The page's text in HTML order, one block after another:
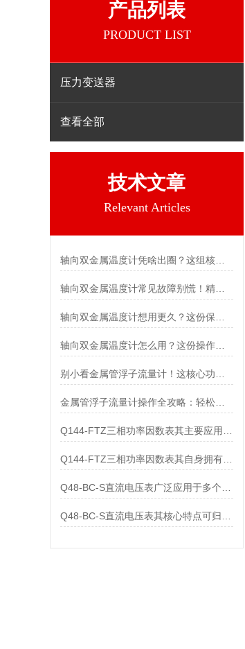
产品列表
PRODUCT LIST
压力变送器
查看全部
技术文章
Relevant Articles
轴向双金属温度计凭啥出圈？这组核心特点给出了答案
轴向双金属温度计常见故障别慌！精准定位，轻松搞定难题
轴向双金属温度计怎么用？这份操作指南，新手也能快速拿捏！
金属管浮子流量计操作全攻略：轻松拿捏，精准掌控每一步！
Q144-FTZ三相功率因数表其自身拥有怎样的功能呢？